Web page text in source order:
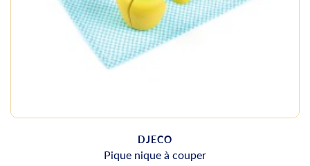
DJECO
Pique nique à couper